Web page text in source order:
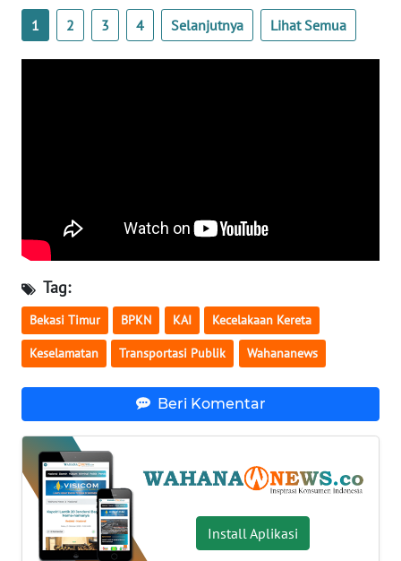
1 2 3 4 Selanjutnya Lihat Semua
Tag:
Bekasi Timur BPKN KAI Kecelakaan Kereta
Keselamatan Transportasi Publik Wahananews
Beri Komentar
Install Aplikasi
WN
PAPUA
WN
WN
SULTRA
WN
WN
SULTENG
WN
SULBAR